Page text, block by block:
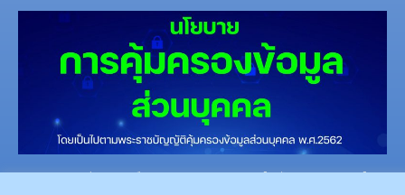
(อ.นามน)13 หมู่ 14 ต.สงเปลือย อ.นามน จ.กาฬสินธุ์ 46230โทรศัพท์ : 043-602-055 โทรสาร :